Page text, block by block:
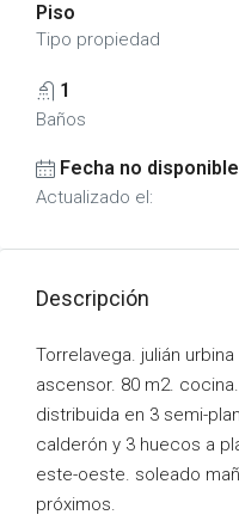
Piso
Tipo propiedad
1
Baños
Fecha no disponible
Actualizado el:
Descripción
Torrelavega. julián
ascensor. 80 m2.
distribuida en 3 semi-
calderón y 3 huecos a
este-oeste. soleado
próximos.